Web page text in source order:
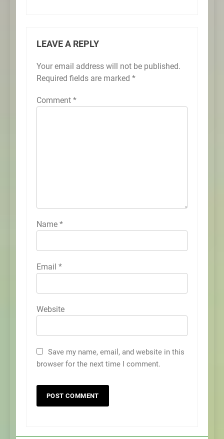
LEAVE A REPLY
Your email address will not be published.
Required fields are marked *
Comment *
Name *
Email *
Website
Save my name, email, and website in this
browser for the next time I comment.